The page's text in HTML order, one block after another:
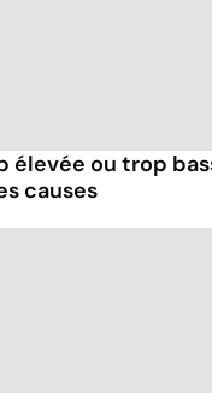
élevée ou trop
causes